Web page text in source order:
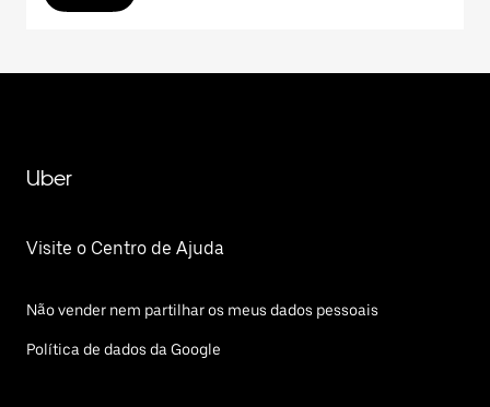
Uber
Visite o Centro de Ajuda
Não vender nem partilhar os meus dados pessoais
Política de dados da Google